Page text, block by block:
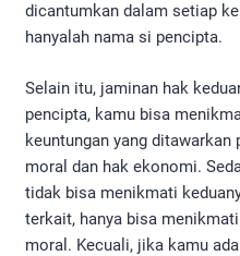
dicantumkan dalam setiap
hanyalah nama si pencipta.
Selain itu, jaminan hak
pencipta, kamu bisa
keuntungan yang
moral dan hak ekonomi.
tidak bisa menikmati
terkait, hanya bisa
moral. Kecuali, jika kamu